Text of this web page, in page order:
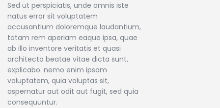
Sed ut perspiciatis, unde omnis iste
natus error sit voluptatem
accusantium doloremque laudantium,
totam rem aperiam eaque ipsa, quae
ab illo inventore veritatis et quasi
architecto beatae vitae dicta sunt,
explicabo. nemo enim ipsam
voluptatem, quia voluptas sit,
aspernatur aut odit aut fugit, sed quia
consequuntur.